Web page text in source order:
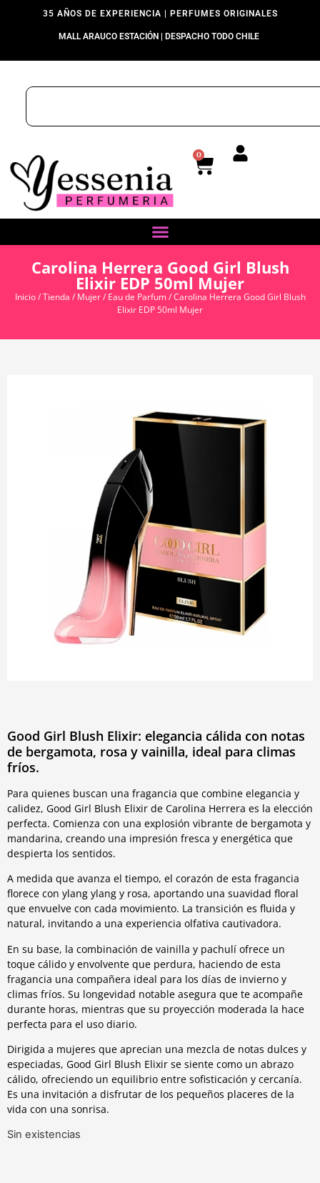
35 AÑOS DE EXPERIENCIA | PERFUMES ORIGINALES
MALL ARAUCO ESTACIÓN | DESPACHO TODO CHILE
0
Carolina Herrera Good Girl Blush
Elixir EDP 50ml Mujer
Inicio/Tienda / Mujer/ Eau de Parfum/ Carolina Herrera Good Girl Blush
Elixir EDP 50ml Mujer
Good Girl Blush Elixir: elegancia cálida con notas
de bergamota, rosa y vainilla, ideal para climas
fríos.
Para quienes buscan una fragancia que combine elegancia y
calidez, Good Girl Blush Elixir de Carolina Herrera es la elección
perfecta. Comienza con una explosión vibrante de bergamota y
mandarina, creando una impresión fresca y energética que
despierta los sentidos.
A medida que avanza el tiempo, el corazón de esta fragancia
florece con ylang ylang y rosa, aportando una suavidad floral
que envuelve con cada movimiento. La transición es fluida y
natural, invitando a una experiencia olfativa cautivadora.
En su base, la combinación de vainilla y pachulí ofrece un
toque cálido y envolvente que perdura, haciendo de esta
fragancia una compañera ideal para los días de invierno y
climas fríos. Su longevidad notable asegura que te acompañe
durante horas, mientras que su proyección moderada la hace
perfecta para el uso diario.
Dirigida a mujeres que aprecian una mezcla de notas dulces y
especiadas, Good Girl Blush Elixir se siente como un abrazo
cálido, ofreciendo un equilibrio entre sofisticación y cercanía.
Es una invitación a disfrutar de los pequeños placeres de la
vida con una sonrisa.
Sin existencias